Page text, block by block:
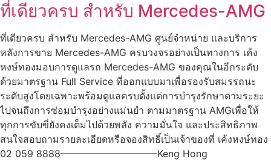
ที่เดียวครบ สำหรับ Mercedes-AMG
ที่เดียวครบ สำหรับ Mercedes-AMG ศูนย์จำหน่าย และบริการ
หลังการขาย Mercedes-AMG ครบวงจรอย่างเป็นทางการ เค้ง
หงษ์ทองมอบการดูแลรถ Mercedes-AMG ของคุณในอีกระดับ
ด้วยมาตรฐาน Full Service ที่ออกแบบมาเพื่อรองรับสมรรถนะ
ระดับสูงโดยเฉพาะพร้อมดูแลครบตั้งแต่การบำรุงรักษาตามระยะ
ไปจนถึงการซ่อมบำรุงอย่างแม่นยำ ตามมาตรฐาน AMGเพื่อให้
ทุกการขับขี่ยังคงเต็มไปด้วยพลัง ความมั่นใจ และประสิทธิภาพ
สนใจสอบถามรายละเอียดหรือจองสิทธิ์เป็นเจ้าของที่ เค้งหงษ์ทอง
02 059 8888——————————Keng Hong